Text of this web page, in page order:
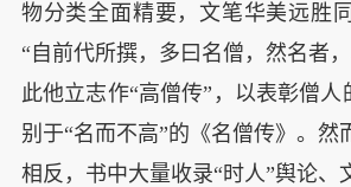
物分类全面精要，文笔华美远胜
“自前代所撰，多曰名僧，然名者
此他立志作“高僧传”，以表彰僧人
别于“名而不高”的《名僧传》。然
相反，书中大量收录“时人”舆论、